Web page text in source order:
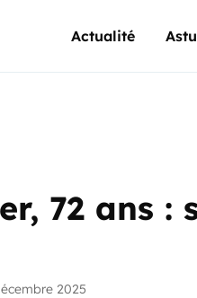
Actualité
72 ans :
2025